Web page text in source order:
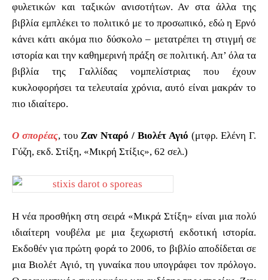
φυλετικών και ταξικών ανισοτήτων. Αν στα άλλα της
βιβλία εμπλέκει το πολιτικό με το προσωπικό, εδώ η Ερνό
κάνει κάτι ακόμα πιο δύσκολο – μετατρέπει τη στιγμή σε
ιστορία και την καθημερινή πράξη σε πολιτική. Απ’ όλα τα
βιβλία της Γαλλίδας νομπελίστριας που έχουν
κυκλοφορήσει τα τελευταία χρόνια, αυτό είναι μακράν το
πιο ιδιαίτερο.
Ο σπορέας, του Ζαν Νταρό / Βιολέτ Αγιό (μτφρ. Ελένη Γ.
Γύζη, εκδ. Στίξη, «Μικρή Στίξις», 62 σελ.)
Η νέα προσθήκη στη σειρά «Μικρά Στίξη» είναι μια πολύ
ιδιαίτερη νουβέλα με μια ξεχωριστή εκδοτική ιστορία.
Εκδοθέν για πρώτη φορά το 2006, το βιβλίο αποδίδεται σε
μια Βιολέτ Αγιό, τη γυναίκα που υπογράφει τον πρόλογο.